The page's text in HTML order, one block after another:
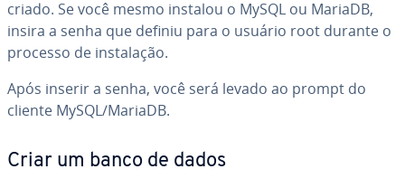
criado. Se você mesmo instalou o MySQL ou MariaDB,
insira a senha que definiu para o usuário root durante o
processo de ins­ta­la­ção.
Após inserir a senha, você será levado ao prompt do
cliente MySQL/MariaDB.
Criar um banco de dados